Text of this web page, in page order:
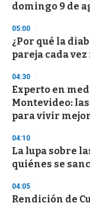
domingo 9 de
05:00
¿Por qué la
pareja cada
04:30
Experto en
Montevideo:
para vivir mejor
04:10
La lupa sobre
quiénes se
04:05
Rendición de